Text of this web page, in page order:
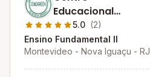
Educacional
Morada Green
5.0 (2)
Ensino Fundamental II
Montevideo - Nova Iguaçu - RJ